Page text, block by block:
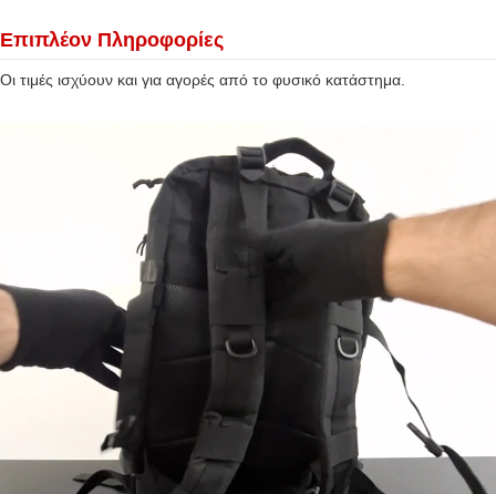
Επιπλέον Πληροφορίες
Οι τιμές ισχύουν και για αγορές από το φυσικό κατάστημα.